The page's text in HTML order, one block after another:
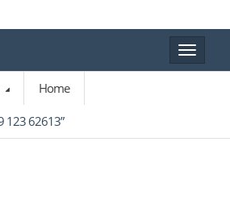
Toggle
Home
123 62613”